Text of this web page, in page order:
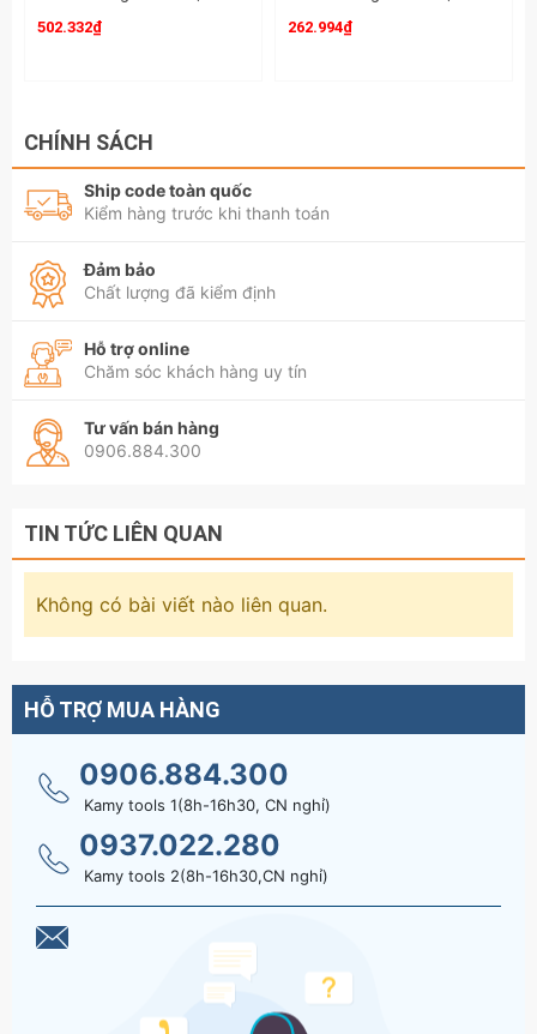
502.332₫ 262.994₫
CHÍNH SÁCH
Ship code toàn quốc
Kiểm hàng trước khi thanh toán
Đảm bảo
Chất lượng đã kiểm định
Hỗ trợ online
Chăm sóc khách hàng uy tín
Tư vấn bán hàng
0906.884.300
TIN TỨC LIÊN QUAN
Không có bài viết nào liên quan.
HỖ TRỢ MUA HÀNG
0906.884.300
Kamy tools 1(8h-16h30, CN nghỉ)
0937.022.280
Kamy tools 2(8h-16h30,CN nghỉ)